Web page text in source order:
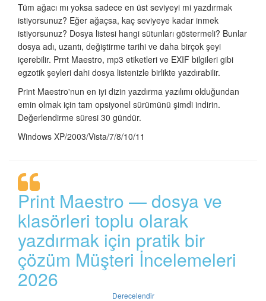
Tüm ağacı mı yoksa sadece en üst seviyeyi mi yazdırmak
istiyorsunuz? Eğer ağaçsa, kaç seviyeye kadar inmek
istiyorsunuz? Dosya listesi hangi sütunları göstermeli? Bunlar
dosya adı, uzantı, değiştirme tarihi ve daha birçok şeyi
içerebilir. Prnt Maestro, mp3 etiketleri ve EXIF bilgileri gibi
egzotik şeyleri dahi dosya listenizle birlikte yazdırabilir.
Print Maestro'nun en iyi dizin yazdırma yazılımı olduğundan
emin olmak için tam opsiyonel sürümünü şimdi indirin.
Değerlendirme süresi 30 gündür.
Windows XP/2003/Vista/7/8/10/11
Print Maestro — dosya ve
klasörleri toplu olarak
yazdırmak için pratik bir
çözüm Müşteri İncelemeleri
2026
Derecelendir